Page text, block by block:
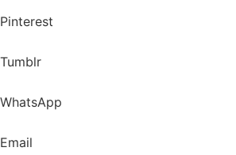
Pinterest
Tumblr
WhatsApp
Email